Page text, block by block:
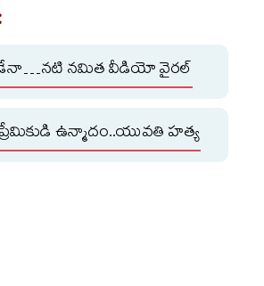
నమిత వీడియో వైరల్
ఉన్మాదం..యువతి హత్య